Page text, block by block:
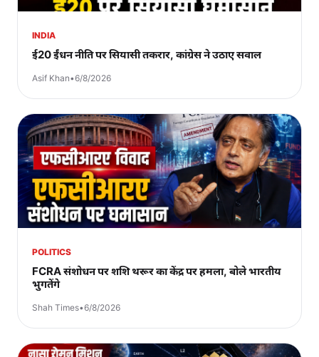
INDIA
ई20 ईंधन नीति पर सियासी तकरार, कांग्रेस ने उठाए सवाल
Asif Khan•6/8/2026
POLITICS
FCRA संशोधन पर शशि थरूर का केंद्र पर हमला, बोले भारतीय
भुगतेंगे
Shah Times•6/8/2026